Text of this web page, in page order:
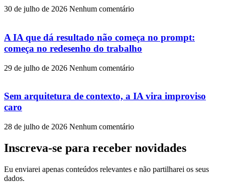
30 de julho de 2026 Nenhum comentário
A IA que dá resultado não começa no prompt:
começa no redesenho do trabalho
29 de julho de 2026 Nenhum comentário
Sem arquitetura de contexto, a IA vira improviso
caro
28 de julho de 2026 Nenhum comentário
Inscreva-se para receber novidades
Eu enviarei apenas conteúdos relevantes e não partilharei os seus
dados.